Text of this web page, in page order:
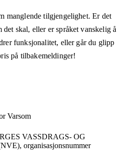
manglende tilgjengelighet. Er det
det skal, eller er språket vanskelig å
funksjonalitet, eller går du glipp
på tilbakemeldinger!
Varsom
VASSDRAGS- OG
organisasjonsnummer